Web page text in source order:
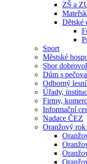
ZŠ a
Dětské
Sport
Městské
Sbor
Dům s
Odborný
Úřady,
Firmy,
Informační
Nadace ČEZ
Oranžový